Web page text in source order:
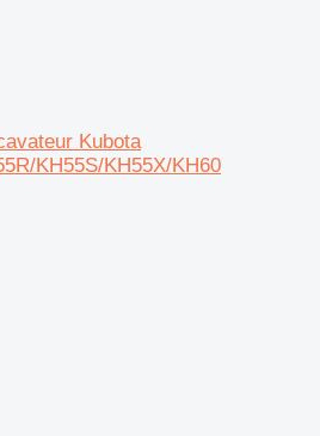
Kubota
KH55S/KH55X/KH60